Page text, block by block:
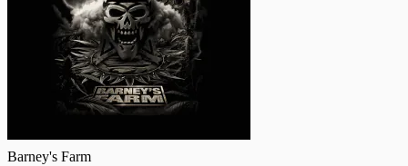
Barney's Farm